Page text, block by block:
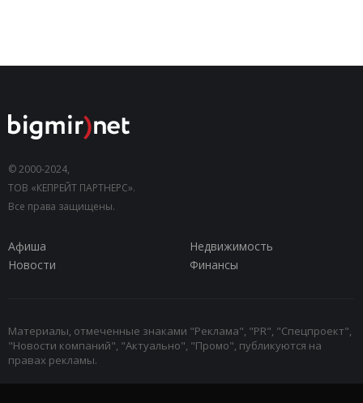
© 2000-2024,
ТОВ «КЕПРЕЙТ ПАРТНЕРС».
Все права защищены.
Афиша
Недвижимость
Новости
Финансы
Материалы, отмеченные знаками "Реклама", "PR", "Спецпроект",
"Новости компаний", "Актуально", "Промо", публикуются на
правах рекламы.